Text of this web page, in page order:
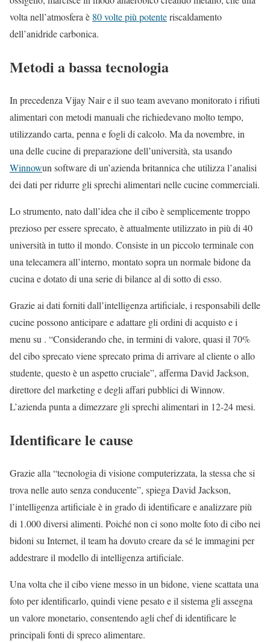
volta nell’atmosfera è 80 volte più potenteriscaldamento
dell’anidride carbonica.
Metodi a bassa tecnologia
In precedenza Vijay Nair e il suo team avevano monitorato i rifiuti
alimentari con metodi manuali che richiedevano molto tempo,
utilizzando carta, penna e fogli di calcolo. Ma da novembre, in
una delle cucine di preparazione dell’università, sta usando
Winnowun software di un’azienda britannica che utilizza l’analisi
dei dati per ridurre gli sprechi alimentari nelle cucine commerciali.
Lo strumento, nato dall’idea che il cibo è semplicemente troppo
prezioso per essere sprecato, è attualmente utilizzato in più di 40
università in tutto il mondo. Consiste in un piccolo terminale con
una telecamera all’interno, montato sopra un normale bidone da
cucina e dotato di una serie di bilance al di sotto di esso.
Grazie ai dati forniti dall’intelligenza artificiale, i responsabili delle
cucine possono anticipare e adattare gli ordini di acquisto e i
menu su . “Considerando che, in termini di valore, quasi il 70%
del cibo sprecato viene sprecato prima di arrivare al cliente o allo
studente, questo è un aspetto cruciale”, afferma David Jackson,
direttore del marketing e degli affari pubblici di Winnow.
L’azienda punta a dimezzare gli sprechi alimentari in 12-24 mesi.
Identificare le cause
Grazie alla “tecnologia di visione computerizzata, la stessa che si
trova nelle auto senza conducente”, spiega David Jackson,
l’intelligenza artificiale è in grado di identificare e analizzare più
di 1.000 diversi alimenti. Poiché non ci sono molte foto di cibo nei
bidoni su Internet, il team ha dovuto creare da sé le immagini per
addestrare il modello di intelligenza artificiale.
Una volta che il cibo viene messo in un bidone, viene scattata una
foto per identificarlo, quindi viene pesato e il sistema gli assegna
un valore monetario, consentendo agli chef di identificare le
principali fonti di spreco alimentare.